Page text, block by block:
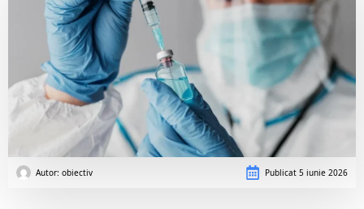
Autor: obiectiv Publicat 5 iunie 2026